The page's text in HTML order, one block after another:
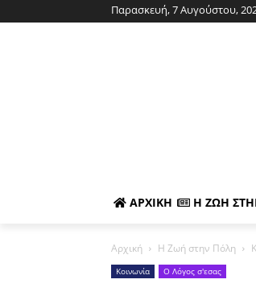
Παρασκευή, 7 Αυγούστου,
ΑΡΧΙΚΉ Η ΖΩΉ
Αρχική Η Ζωή στην Πόλη
Κοινωνία Ο Λόγος σ'εσας